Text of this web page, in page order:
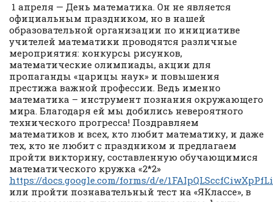
1 апреля — День математика. Он не является
официальным праздником, но в нашей
образовательной организации по инициативе
учителей математики проводятся различные
мероприятия: конкурсы рисунков,
математические олимпиады, акции для
пропаганды «царицы наук» и повышения
престижа важной профессии. Ведь именно
математика – инструмент познания окружающего
мира. Благодаря ей мы добились невероятного
технического прогресса! Поздравляем
математиков и всех, кто любит математику, и даже
тех, кто не любит с праздником и предлагаем
пройти викторину, составленную обучающимися
математического кружка «2*2»
https://docs.google.com/forms/d/e/
или пройти познавательный тест на «ЯКлассе», в